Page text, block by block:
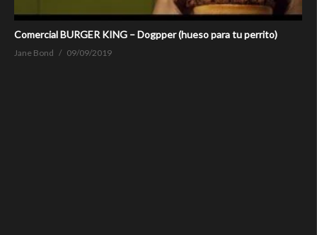
Comercial BURGER KING – Dogpper (hueso para tu perrito)
Jane Bond 09/09/2019